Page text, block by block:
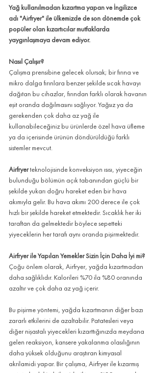
Yağ kullanılmadan kızartma yapan ve İngilizce
adı "Airfryer" ile ülkemizde de son dönemde çok
popüler olan kızartıcılar mutfaklarda
yaygınlaşmaya devam ediyor.
Nasıl Çalışır?
Çalışma prensibine gelecek olursak; bir fırına ve
mikro dalga fırınlara benzer şekilde sıcak havayı
dağıtan bu cihazlar, fırından farklı olarak havanın
eşit oranda dağılmasını sağlıyor. Yağsız ya da
gerekenden çok daha az yağ ile
kullanabileceğiniz bu ürünlerde özel hava üfleme
ya da içerisinde ürünün döndürüldüğü farklı
sistemler mevcut.
Airfryer teknolojisinde konveksiyon ısısı, yiyeceğin
bulunduğu bölümün açık tabanından güçlü bir
şekilde yukarı doğru hareket eden bir hava
akımıyla gelir. Bu hava akımı 200 derece ile çok
hızlı bir şekilde hareket etmektedir. Sıcaklık her iki
taraftan da gelmektedir böylece sepetteki
yiyeceklerin her tarafı aynı oranda pişirmektedir.
Airfryer ile Yapılan Yemekler Sizin İçin Daha İyi mi?
Çoğu önlem olarak, Airfryer, yağda kızartmadan
daha sağlıklıdır. Kalorileri %70 ila %80 oranında
azaltır ve çok daha az yağ içerir.
Bu pişirme yöntemi, yağda kızartmanın diğer bazı
zararlı etkilerini de azaltabilir. Patatesleri veya
diğer nişastalı yiyecekleri kızarttığınızda meydana
gelen reaksiyon, kansere yakalanma olasılığının
daha yüksek olduğunu araştıran kimyasal
akrilamidi yapar. Bir çalışma, Airfryer ile kızarmış